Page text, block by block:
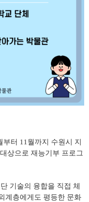
부터 11월까지 수원시 지
상으로 재능기부 프로그
기술의 융합을 직접 체
계층에게도 평등한 문화